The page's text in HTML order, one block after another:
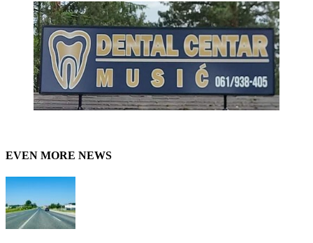
EVEN MORE NEWS